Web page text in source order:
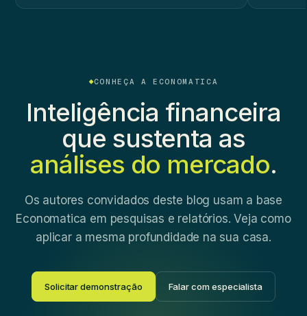
CONHEÇA A ECONOMATICA
Inteligência financeira
que sustenta as
análises do mercado.
Os autores convidados deste blog usam a base
Economatica em pesquisas e relatórios. Veja como
aplicar a mesma profundidade na sua casa.
Solicitar demonstração Falar com especialista